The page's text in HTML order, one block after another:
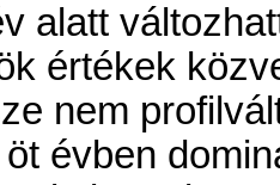
alatt
értékek
nem
évben